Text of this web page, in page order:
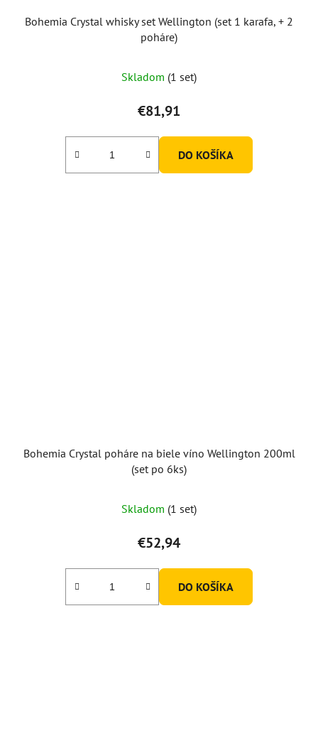
Bohemia Crystal whisky set Wellington (set 1 karafa, + 2
poháre)
Skladom (1 set)
€81,91
DO KOŠÍKA
Bohemia Crystal poháre na biele víno Wellington 200ml
(set po 6ks)
hodnotenie
produktu
je
5,0
Skladom (1 set)
€52,94
DO KOŠÍKA